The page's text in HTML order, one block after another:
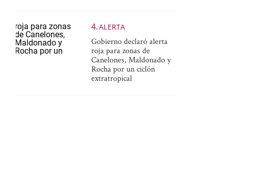
ALERTA
Gobierno declaró alerta
roja para zonas de
Canelones, Maldonado y
Rocha por un ciclón
extratropical